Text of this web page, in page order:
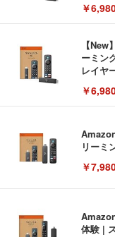
￥
【
ーミン
レイヤ
￥
リーミ
￥
体験 |